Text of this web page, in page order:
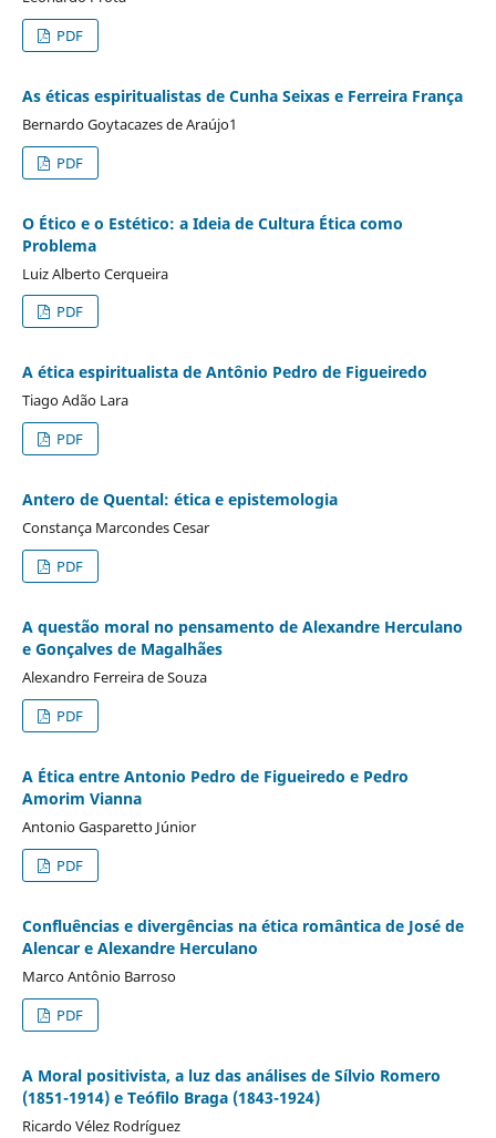
PDF
As éticas espiritualistas de Cunha Seixas e Ferreira França
Bernardo Goytacazes de Araújo1
PDF
O Ético e o Estético: a Ideia de Cultura Ética como
Problema
Luiz Alberto Cerqueira
PDF
A ética espiritualista de Antônio Pedro de Figueiredo
Tiago Adão Lara
PDF
Antero de Quental: ética e epistemologia
Constança Marcondes Cesar
PDF
A questão moral no pensamento de Alexandre Herculano
e Gonçalves de Magalhães
Alexandro Ferreira de Souza
PDF
A Ética entre Antonio Pedro de Figueiredo e Pedro
Amorim Vianna
Antonio Gasparetto Júnior
PDF
Confluências e divergências na ética romântica de José de
Alencar e Alexandre Herculano
Marco Antônio Barroso
PDF
A Moral positivista, a luz das análises de Sílvio Romero
(1851-1914) e Teófilo Braga (1843-1924)
Ricardo Vélez Rodríguez